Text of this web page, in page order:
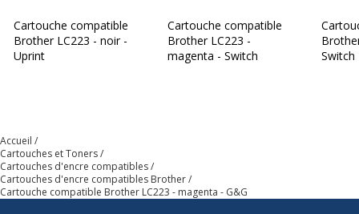
Cartouche compatible
Brother LC223 - noir -
Uprint
Cartouche compatible
Brother LC223 -
magenta - Switch
Switch
Accueil
Cartouches et Toners
Cartouches d'encre compatibles
Cartouches d'encre compatibles Brother
Cartouche compatible Brother LC223 - magenta - G&G